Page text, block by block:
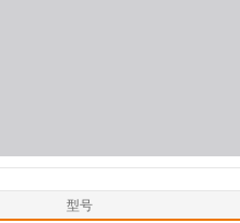
型号